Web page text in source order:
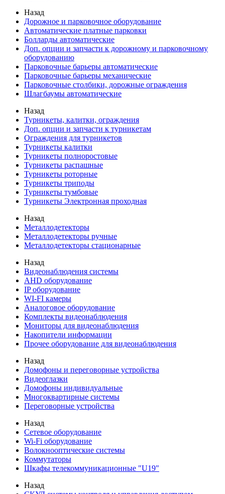
Назад
Дорожное и парковочное оборудование
Автоматические платные парковки
Болларды автоматические
Доп. опции и запчасти к дорожному и парковочному
оборудованию
Парковочные барьеры автоматические
Парковочные барьеры механические
Парковочные столбики, дорожные ограждения
Шлагбаумы автоматические
Назад
Турникеты, калитки, ограждения
Доп. опции и запчасти к турникетам
Ограждения для турникетов
Турникеты калитки
Турникеты полноростовые
Турникеты распашные
Турникеты роторные
Турникеты триподы
Турникеты тумбовые
Турникеты Электронная проходная
Назад
Металлодетекторы
Металлодетекторы ручные
Металлодетекторы стационарные
Назад
Видеонаблюдения cистемы
AHD оборудование
IP оборудование
WI-FI камеры
Аналоговое оборудование
Комплекты видеонаблюдения
Мониторы для видеонаблюдения
Накопители информации
Прочее оборудование для видеонаблюдения
Назад
Домофоны и переговорные устройства
Видеоглазки
Домофоны индивидуальные
Многоквартирные системы
Переговорные устройства
Назад
Сетевое оборудование
Wi-Fi оборудование
Волокнооптические системы
Коммутаторы
Шкафы телекоммуникационные "U19"
Назад